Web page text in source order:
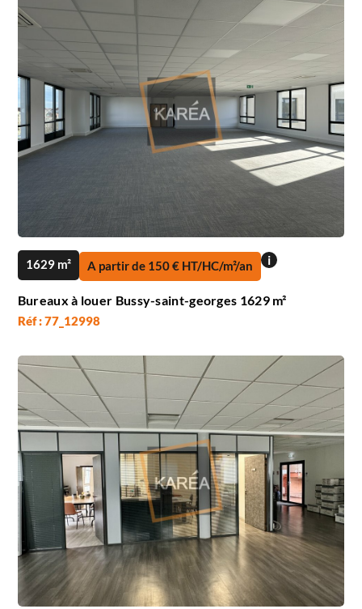
1629 m² A partir de 150 € HT/HC/m²/an i
Bureaux à louer Bussy-saint-georges 1629 m²
Réf : 77_12998